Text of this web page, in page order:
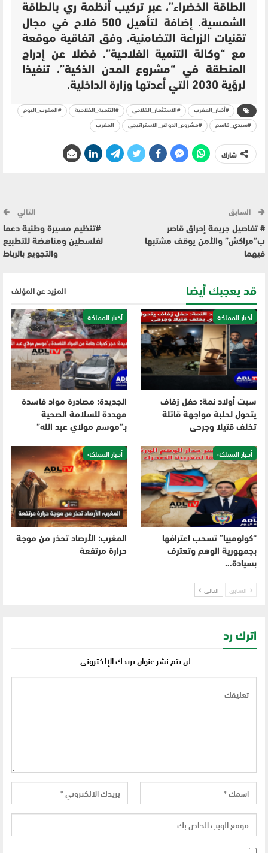
الطاقة الخضراء”، عبر تركيب أنظمة ري بالطاقة
الشمسية. إضافة ل
تأهيل 500 فلاح في مجال
تقنيات الزراعة التضامنية، وفق اتفاقية موقعة
مع “وكالة التنمية الفلاحية”. فضلا عن إدراج
المنطقة في “مشروع المدن الذكية”، تنفيذا
لرؤية 2030 التي أعدتها وزارة الداخلية.
#أخبار_المغرب #الاستثمار_الفلاحي #التنمية_الفلاحية #المغرب_اليوم
#سيدي_قاسم #مشروع_الدواغر_الاستراتيجي المغرب
شارك
السابق
# تفاصيل جريمة إحراق قاصر
ب”مراكش” والأمن يوقف مشتبها
فيهما
التالي
#تنظيم مسيرة وطنية دعما
لفلسطين ومناهضة للتطبيع
والتجويع بالرباط
قد يعجبك أيضا المزيد عن المؤلف
أخبار المملكة
سبت أولاد نمة: حفل زفاف
يتحول لحلبة مواجهة قاتلة
تخلف قتيلا وجرحى
أخبار المملكة
الجديدة: مصادرة مواد فاسدة
مهددة للسلامة الصحية
بـ”موسم مولاي عبد الله”
أخبار المملكة
“كولومبيا” تسحب اعترافها
بجمهورية الوهم وتعترف
بسيادة…
أخبار المملكة
المغرب: الأرصاد تحذر من موجة
حرارة مرتفعة
السابق التالي
اترك رد
لن يتم نشر عنوان بريدك الإلكتروني.